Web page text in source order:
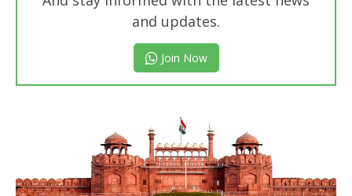
and updates.
Join Now